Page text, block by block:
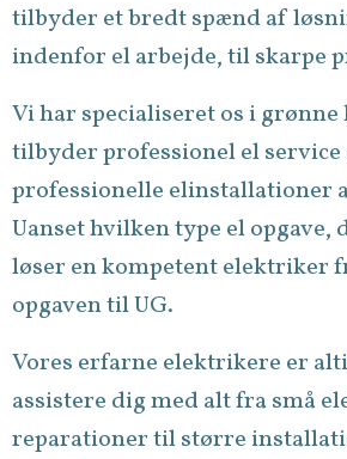
tilbyder et bredt spænd af
indenfor el arbejde, til skarpe
Vi har specialiseret os i grønne
tilbyder professionel el service
professionelle elinstallationer
Uanset hvilken type el opgave,
løser en kompetent elektriker
opgaven til UG.
Vores erfarne elektrikere er
assistere dig med alt fra små
reparationer til større